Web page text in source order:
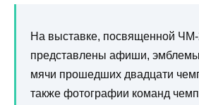
На выставке, посвященной
представлены афиши,
мячи прошедших двадцати
также фотографии команд